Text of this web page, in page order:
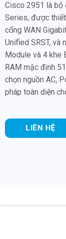
Cisco 2951 là bộ
Series, được
cổng WAN
Unified SRST, và
Module và 4 khe
RAM mặc định
chọn nguồn AC,
pháp toàn diện
LIÊN HỆ